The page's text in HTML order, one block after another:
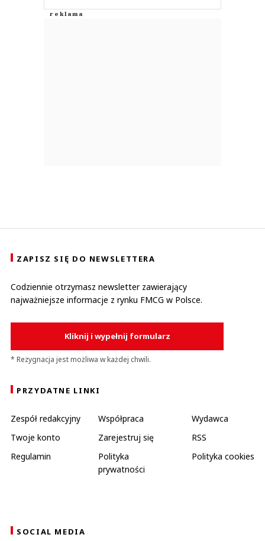
ZAPISZ SIĘ DO NEWSLETTERA
Codziennie otrzymasz newsletter zawierający
najważniejsze informacje z rynku FMCG w Polsce.
Kliknij i wypełnij formularz
* Rezygnacja jest możliwa w każdej chwili.
PRZYDATNE LINKI
Zespół redakcyjny Współpraca
Wydawca
Twoje konto
Zarejestruj się
RSS
Regulamin
Polityka
prywatności
Polityka cookies
SOCIAL MEDIA